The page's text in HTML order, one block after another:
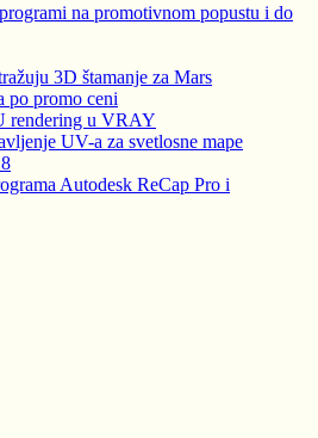
na promotivnom popustu i do
3D štamanje za Mars
po promo ceni
u VRAY
UV-a za svetlosne mape
Autodesk ReCap Pro i